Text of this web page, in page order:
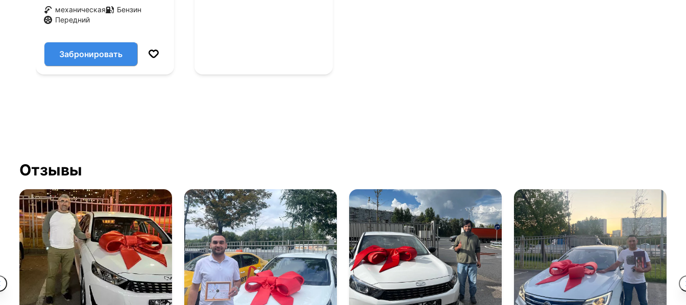
механическая
Бензин
Передний
Забронировать
Отзывы